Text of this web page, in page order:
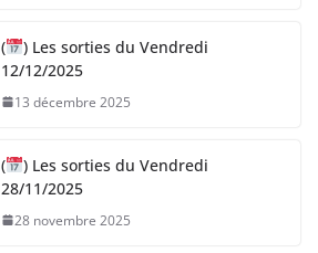
(
) Les sorties du Vendredi
12/12/2025
13 décembre 2025
(
) Les sorties du Vendredi
28/11/2025
28 novembre 2025